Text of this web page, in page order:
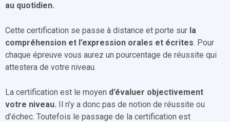
au quotidien.
Cette certification se passe à distance et porte sur la
compréhension et l’expression orales et écrites. Pour
chaque épreuve vous aurez un pourcentage de réussite qui
attestera de votre niveau.
La certification est le moyen d’évaluer objectivement
votre niveau. Il n’y a donc pas de notion de réussite ou
d’échec. Toutefois le passage de la certification est